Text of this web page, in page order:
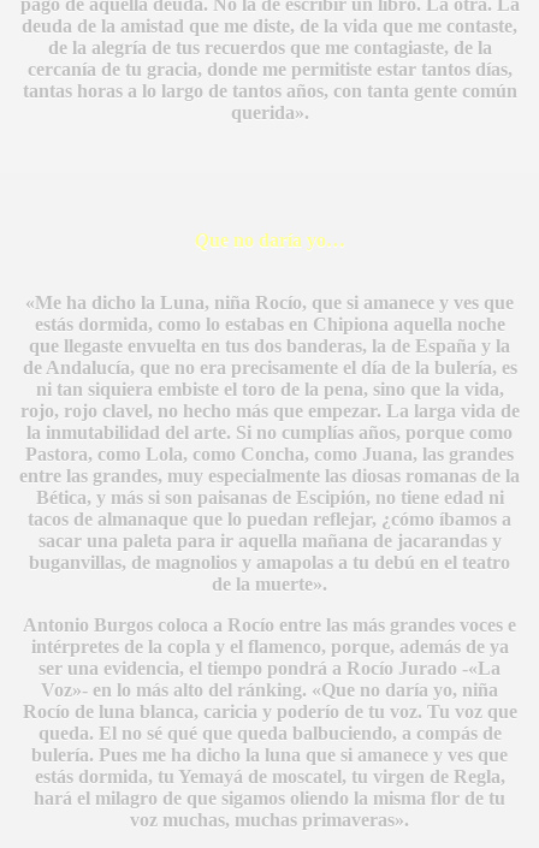
deuda de la amistad que me diste, de la vida que me contaste,
de la alegría de tus recuerdos que me contagiaste, de la
cercanía de tu gracia, donde me permitiste estar tantos días,
tantas horas a lo largo de tantos años, con tanta gente común
querida».
Que no daría yo…
«Me ha dicho la Luna, niña Rocío, que si amanece y ves que
estás dormida, como lo estabas en Chipiona aquella noche
que llegaste envuelta en tus dos banderas, la de España y la
de Andalucía, que no era precisamente el día de la bulería, es
ni tan siquiera embiste el toro de la pena, sino que la vida,
rojo, rojo clavel, no hecho más que empezar. La larga vida de
la inmutabilidad del arte. Si no cumplías años, porque como
Pastora, como Lola, como Concha, como Juana, las grandes
entre las grandes, muy especialmente las diosas romanas de la
Bética, y más si son paisanas de Escipión, no tiene edad ni
tacos de almanaque que lo puedan reflejar, ¿cómo íbamos a
sacar una paleta para ir aquella mañana de jacarandas y
buganvillas, de magnolios y amapolas a tu debú en el teatro
de la muerte».
Antonio Burgos coloca a Rocío entre las más grandes voces e
intérpretes de la copla y el flamenco, porque, además de ya
ser una evidencia, el tiempo pondrá a Rocío Jurado -«La
Voz»- en lo más alto del ránking. «Que no daría yo, niña
Rocío de luna blanca, caricia y poderío de tu voz. Tu voz que
queda. El no sé qué que queda balbuciendo, a compás de
bulería. Pues me ha dicho la luna que si amanece y ves que
estás dormida, tu Yemayá de moscatel, tu virgen de Regla,
hará el milagro de que sigamos oliendo la misma flor de tu
voz muchas, muchas primaveras».